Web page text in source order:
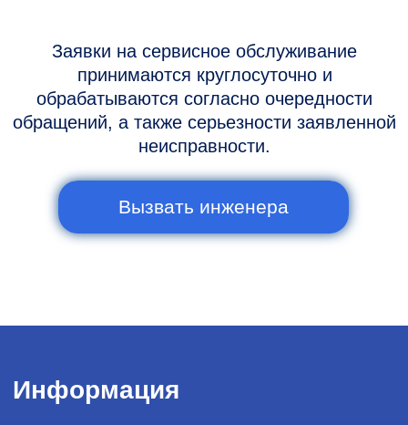
Контакты
Горячая линия: +7 (977) 894-32-58
Сервис работает ежедневно с 9:00 до
111033, город Москва, Вн. Тер.
Муниципальный округ Лефортово, ул.
Золоторожский Вал, д 11, стр. 26, RayLink -
Сервис УЗИ
info@raylink.ru